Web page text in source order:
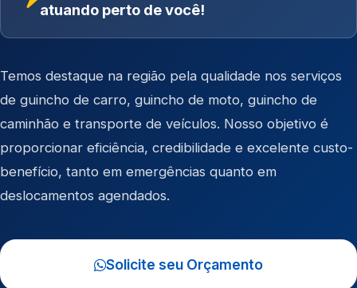
atuando perto de você!
Temos destaque na região pela qualidade nos serviços
de guincho de carro, guincho de moto, guincho de
caminhão e transporte de veículos. Nosso objetivo é
proporcionar eficiência, credibilidade e excelente custo-
benefício, tanto em emergências quanto em
deslocamentos agendados.
Solicite seu Orçamento